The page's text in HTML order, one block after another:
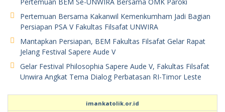
Pertemuan Bersama Kakanwil Kemenkumham Jadi Bagian
Persiapan PSA V Fakultas Filsafat UNWIRA
Mantapkan Persiapan, BEM Fakultas Filsafat Gelar Rapat
Jelang Festival Sapere Aude V
Gelar Festival Philosophia Sapere Aude V, Fakultas Filsafat
Unwira Angkat Tema Dialog Perbatasan RI-Timor Leste
imankatolik.or.id